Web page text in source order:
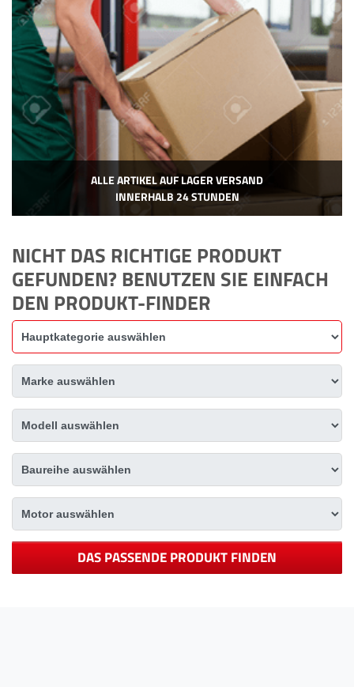
ALLE ARTIKEL AUF LAGER VERSAND
INNERHALB 24 STUNDEN
NICHT DAS RICHTIGE PRODUKT
GEFUNDEN? BENUTZEN SIE EINFACH
DEN PRODUKT-FINDER
DAS PASSENDE PRODUKT FINDEN